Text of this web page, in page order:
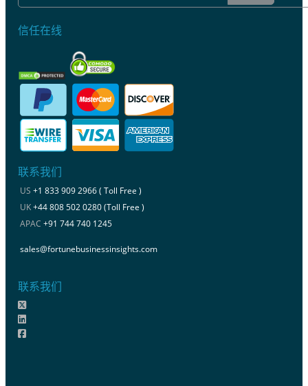
信任在线
联系我们
US +1 833 909 2966 ( Toll Free )
UK+44 808 502 0280 (Toll Free )
APAC +91 744 740 1245
sales@fortunebusinessinsights.com
联系我们